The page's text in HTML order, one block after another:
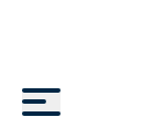
Menu